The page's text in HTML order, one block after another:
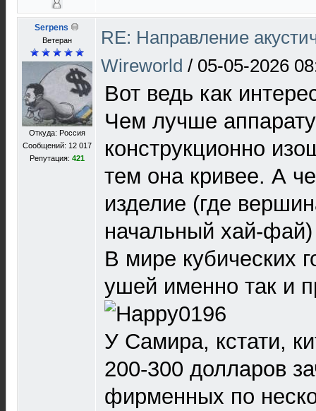
Serpens
Ветеран
Откуда: Россия
Сообщений: 12 017
Репутация: 421
RE: Направление
Wireworld / 05-05-2026
Вот ведь как
Чем лучше
конструкционно
тем она кривее. А
изделие (где
начальный хай-
В мире кубических
ушей именно так и
У Самира, кстати,
200-300 долларов
фирменных по